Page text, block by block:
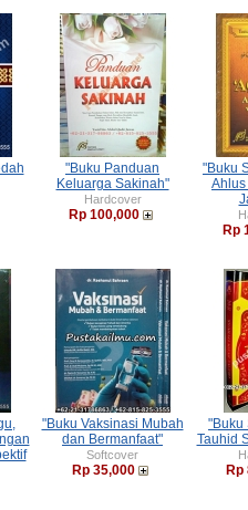
"Buku Panduan
Keluarga Sakinah"
Hardcover
Rp 100,000
"Buku
Ahlus
Rp
"Buku Vaksinasi Mubah
dan Bermanfaat"
Softcover
Rp 35,000
"Buku
Tauhid
Rp